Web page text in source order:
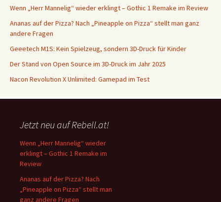
Wenn „Herr Mannelig“ wieder erklingt – Gothic 1 Remake im Review
Ananas auf der Pizza? Nach „Pineapple on Pizza“ stellt man ganz
andere Fragen
Geeetech M1S: Kein Spielzeug, sondern 3D-Druck für Kinder
Der Stand von Open Source im 3D-Druck im Jahr 2025
Nacon Revolution X Unlimited: Gamepad im Test
Jetzt neu auf Rebell.at!
Wenn „Herr Mannelig“ wieder
erklingt – Gothic 1 Remake im
Review
Ananas auf der Pizza? Nach
„Pineapple on Pizza“ stellt man
ganz andere Fragen